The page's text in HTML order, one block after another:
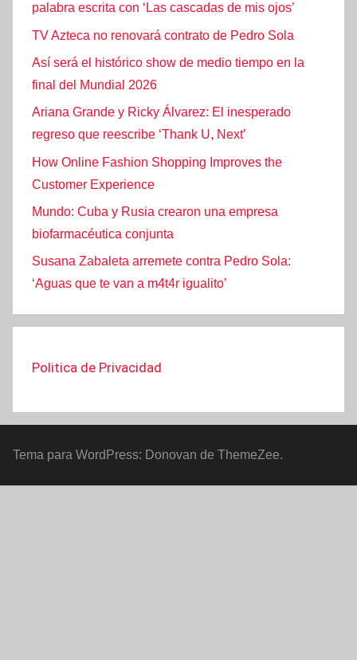
palabra escrita con ‘Las cascadas de mis ojos’
TV Azteca no renovará contrato de Pedro Sola
Así será el histórico show de medio tiempo en la
final del Mundial 2026
Ariana Grande y Ricky Álvarez: El inesperado
regreso que reescribe ‘Thank U, Next’
How Online Fashion Shopping Improves the
Customer Experience
Mundo: Cuba y Rusia crearon una empresa
biofarmacéutica conjunta
Susana Zabaleta arremete contra Pedro Sola:
‘Aguas que te van a m4t4r igualito’
Politica de Privacidad
Tema para WordPress: Donovan de ThemeZee.